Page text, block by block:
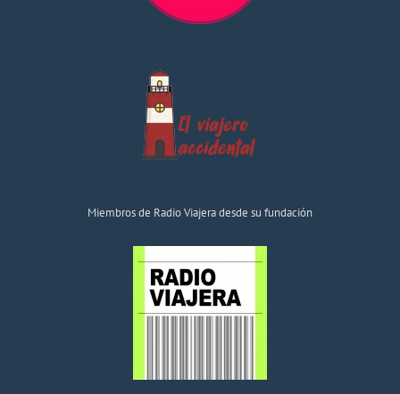
Miembros de Radio Viajera desde su fundación